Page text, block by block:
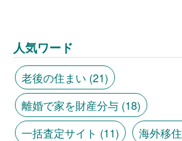
人気ワード
老後の住まい (21)
離婚で家を財産分与(18)
一括査定サイト (11) 海外移住